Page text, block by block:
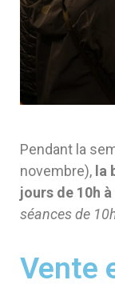
Pendant la
novembre), la
jours de 10h à
séances de
Vente